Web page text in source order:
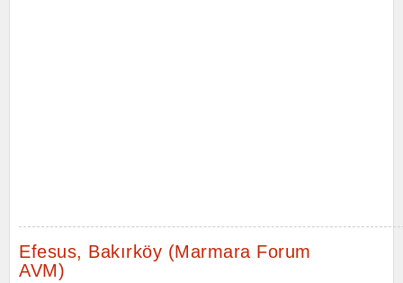
Efesus, Bakırköy (Marmara Forum
AVM)